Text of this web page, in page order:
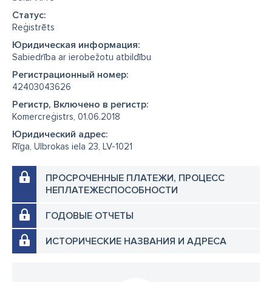
Cтатус:
Reģistrēts
Юридическая информация:
Sabiedrība ar ierobežotu atbildību
Регистрационный номер:
42403043626
Регистр, Включено в регистр:
Komercreģistrs, 01.06.2018
Юридический адрес:
Rīga, Ulbrokas iela 23, LV-1021
ПРОСРОЧЕННЫЕ ПЛАТЕЖИ, ПРОЦЕСС
НЕПЛАТЕЖЕСПОСОБНОСТИ
ГОДОВЫЕ ОТЧЕТЫ
ИСТОРИЧЕСКИЕ НАЗВАНИЯ И АДРЕСА